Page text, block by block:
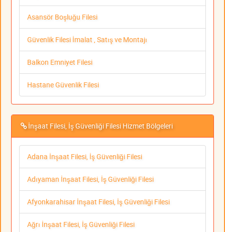
Asansör Boşluğu Filesi
Güvenlik Filesi İmalat , Satış ve Montajı
Balkon Emniyet Filesi
Hastane Güvenlik Filesi
İnşaat Filesi, İş Güvenliği Filesi Hizmet Bölgeleri
Adana İnşaat Filesi, İş Güvenliği Filesi
Adıyaman İnşaat Filesi, İş Güvenliği Filesi
Afyonkarahisar İnşaat Filesi, İş Güvenliği Filesi
Ağrı İnşaat Filesi, İş Güvenliği Filesi